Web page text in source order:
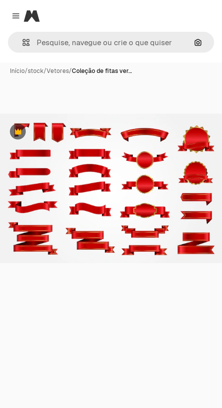
Close menu
Magnific
Início/stock/Vetores/Coleção de fitas ver…
Premium